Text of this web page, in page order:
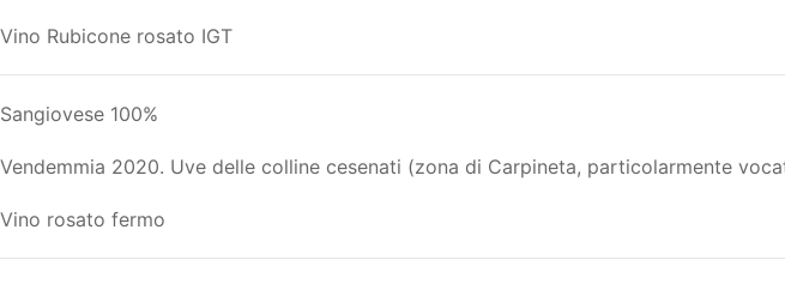
Vino Rubicone rosato IGT
Sangiovese 100%
Vendemmia 2020. Uve delle colline cesenati (zona di Carpineta, particolarmente
Vino rosato fermo